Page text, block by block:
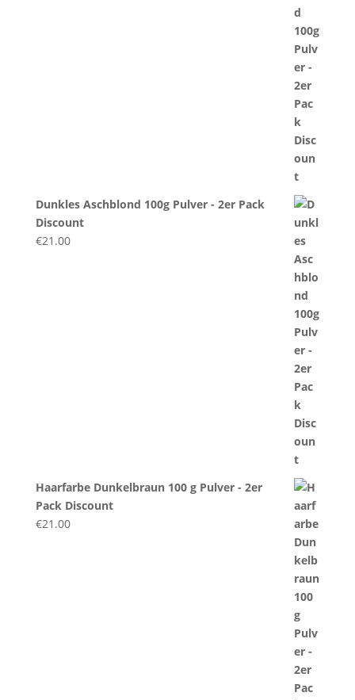
Dunkles Aschblond 100g Pulver - 2er Pack
Discount
€21.00
Haarfarbe Dunkelbraun 100 g Pulver - 2er
Pack Discount
€21.00